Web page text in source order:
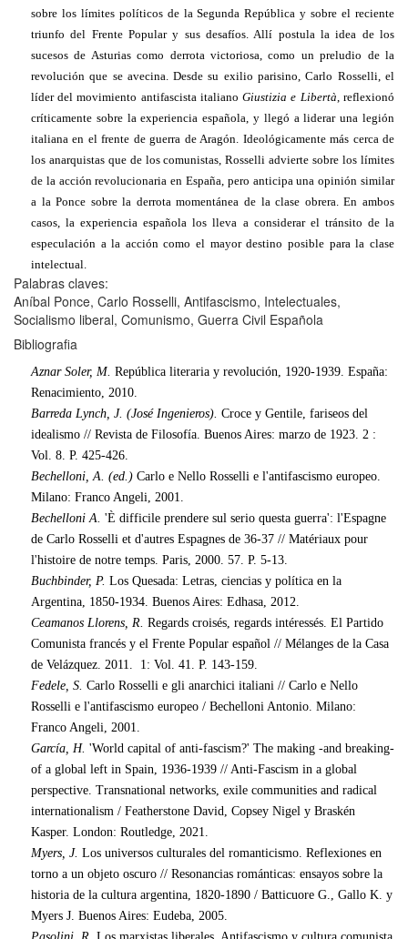
sobre los límites políticos de la Segunda República y sobre el reciente
triunfo del Frente Popular y sus desafíos. Allí postula la idea de los
sucesos de Asturias como derrota victoriosa, como un preludio de la
revolución que se avecina. Desde su exilio parisino, Carlo Rosselli, el
líder del movimiento antifascista italianoGiustizia e Libertà , reflexionó
críticamente sobre la experiencia española, y llegó a liderar una legión
italiana en el frente de guerra de Aragón. Ideológicamente más cerca de
los anarquistas que de los comunistas, Rosselli advierte sobre los límites
de la acción revolucionaria en España, pero anticipa una opinión similar
a la Ponce sobre la derrota momentánea de la clase obrera. En ambos
casos, la experiencia española los lleva a considerar el tránsito de la
especulación a la acción como el mayor destino posible para la clase
intelectual.
Palabras claves:
Aníbal Ponce, Carlo Rosselli, Antifascismo, Intelectuales,
Socialismo liberal, Comunismo, Guerra Civil Española
Bibliografia
Aznar Soler, M. República literaria y revolución, 1920-1939. España:
Renacimiento, 2010.
Barreda Lynch, J. (José Ingenieros). Croce y Gentile, fariseos del
idealismo // Revista de Filosofía. Buenos Aires: marzo de 1923. 2 :
Vol. 8. P. 425-426.
Bechelloni, A. (ed.)Carlo e Nello Rosselli e l'antifascismo europeo.
Milano: Franco Angeli, 2001.
Bechelloni A. 'È difficile prendere sul serio questa guerra': l'Espagne
de Carlo Rosselli et d'autres Espagnes de 36-37 // Matériaux pour
l'histoire de notre temps. Paris, 2000. 57. P. 5-13.
Buchbinder, P. Los Quesada: Letras, ciencias y política en la
Argentina, 1850-1934. Buenos Aires: Edhasa, 2012.
Ceamanos Llorens, R. Regards croisés, regards intéressés. El Partido
Comunista francés y el Frente Popular español // Mélanges de la Casa
de Velázquez. 2011. 1: Vol. 41. P. 143-159.
Fedele, S. Carlo Rosselli e gli anarchici italiani // Carlo e Nello
Rosselli e l'antifascismo europeo / Bechelloni Antonio. Milano:
Franco Angeli, 2001.
García, H. 'World capital of anti-fascism?' The making -and breaking-
of a global left in Spain, 1936-1939 // Anti-Fascism in a global
perspective. Transnational networks, exile communities and radical
internationalism / Featherstone David, Copsey Nigel y Braskén
Kasper. London: Routledge, 2021.
Myers, J. Los universos culturales del romanticismo. Reflexiones en
torno a un objeto oscuro // Resonancias románticas: ensayos sobre la
historia de la cultura argentina, 1820-1890 / Batticuore G., Gallo K. y
Myers J. Buenos Aires: Eudeba, 2005.